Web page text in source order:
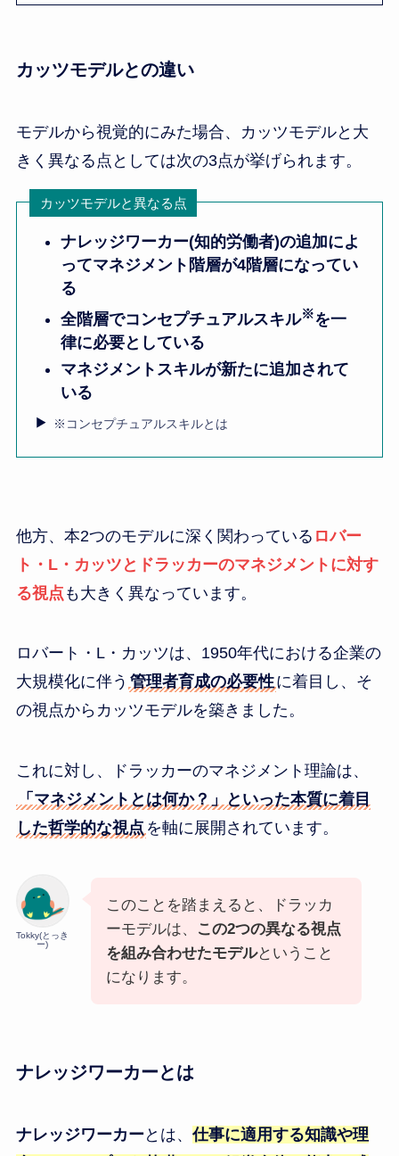
カッツモデルとの違い
モデルから視覚的にみた場合、カッツモデルと大
きく異なる点としては次の3点が挙げられます。
カッツモデルと異なる点
ナレッジワーカー(知的労働者)の追加によ
ってマネジメント階層が4階層になってい
る
全階層でコンセプチュアルスキル※を一
律に必要としている
マネジメントスキルが新たに追加されて
いる
※コンセプチュアルスキルとは
他方、本2つのモデルに深く関わっている ロバー
ト・L・カッツとドラッカーのマネジメントに対す
る視点 も大きく異なっています。
ロバート・L・カッツは、1950年代における企業の
大規模化に伴う 管理者育成の必要性に着目し、そ
の視点からカッツモデルを築きました。
これに対し、ドラッカーのマネジメント理論は、
「マネジメントとは何か？」といった本質に着目
した哲学的な視点 を軸に展開されています。
Tokky(とっき
ー)
このことを踏まえると、ドラッカ
ーモデルは、
この2つの異なる視点
を組み合わせたモデルということ
になります。
ナレッジワーカーとは
ナレッジワーカーとは、仕事に適用する知識や理